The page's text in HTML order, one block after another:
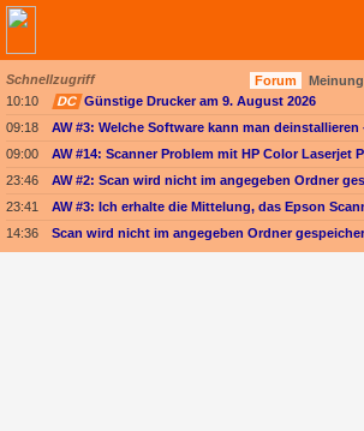
Schnellzugriff Forum Meinung
10:10
DC Günstige Drucker am 9. August 2026
09:18
09:00
23:46
23:41
14:36
Angebote werden geladen...